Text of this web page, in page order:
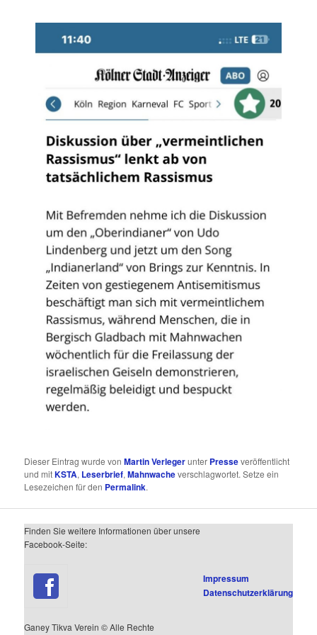
Dieser Eintrag wurde vonMartin Verlegerunter Presseveröffentlicht
und mitKSTA, Leserbrief,Mahnwacheverschlagwortet. Setze ein
Lesezeichen für den Permalink.
Finden Sie weitere Informationen über unsere
Facebook-Seite:
Ganey Tikva Verein © Alle Rechte
Impressum
Datenschutzerklärung